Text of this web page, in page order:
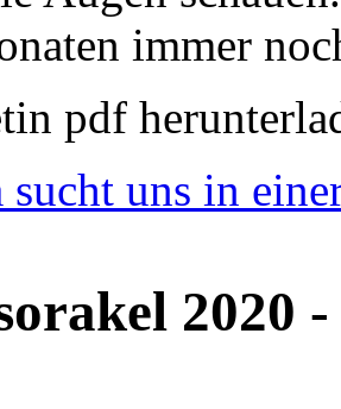
immer
pdf
sucht uns in
2020